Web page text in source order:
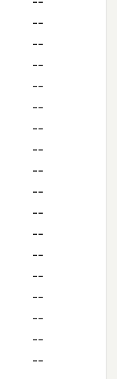
--
--
--
--
--
--
--
--
--
--
--
--
--
--
--
--
--